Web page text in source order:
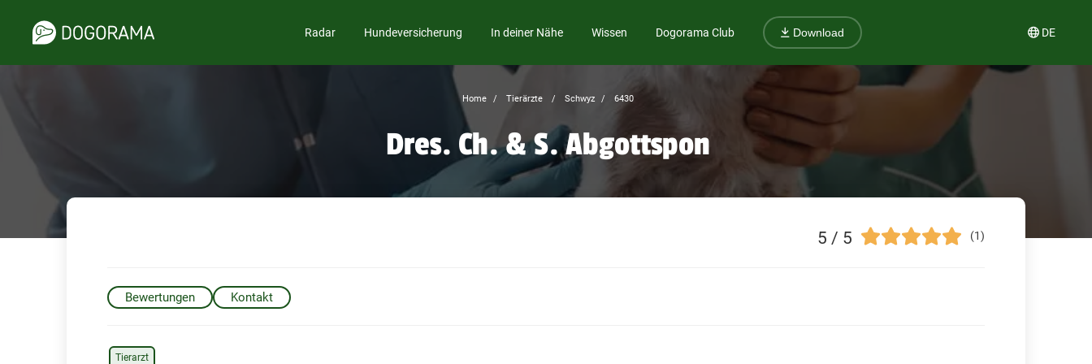
Radar Hundeversicherung In deiner Nähe Wissen Dogorama Club Download DE
Home Tierärzte Schwyz 6430
Dres. Ch. & S. Abgottspon
5 / 5 (1)
Bewertungen Kontakt
Tierarzt